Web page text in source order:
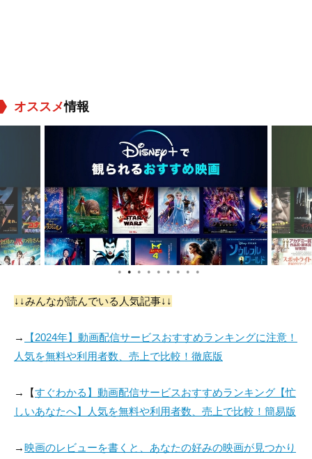
オススメ情報
● ● ● ● ● ● ● ● ●
↓↓みんなが読んでいる人気記事↓↓
→
【2024年】動画配信サービスおすすめランキングに注意！
人気を無料や利用者数、売上で比較！徹底版
→【すぐわかる】動画配信サービスおすすめランキング【忙
しいあなたへ】人気を無料や利用者数、売上で比較！簡易版
→映画のレビューを書くと、あなたの好みの映画が見つかり